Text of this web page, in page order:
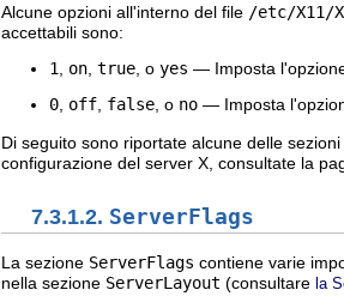
Alcune opzioni all'interno del file /etc/X11/
accettabili sono:
1
on true , o yes — Imposta
0 off false , o no — Imposta
Di seguito sono riportate alcune delle
configurazione del server X, consultate la
7.3.1.2. ServerFlags
La sezione ServerFlags contiene varie
nella sezione ServerLayout (consultare la